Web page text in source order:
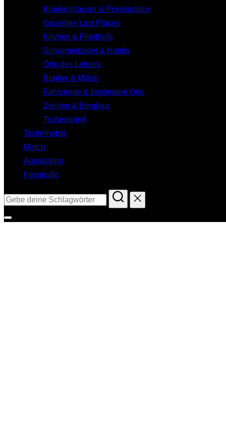
Krankenhäuser & Psychiatrien
Gruselige Lost Places
Kirchen & Friedhöfe
Schwimmbäder & Hotels
Orte des Lebens
Bunker & Militär
Fahrzeuge & besondere Orte
Zechen & Bergbau
Tschernobyl
Tschernobyl
Merch
Ausrüstung
Fotografie
Suchen
Seitenleiste